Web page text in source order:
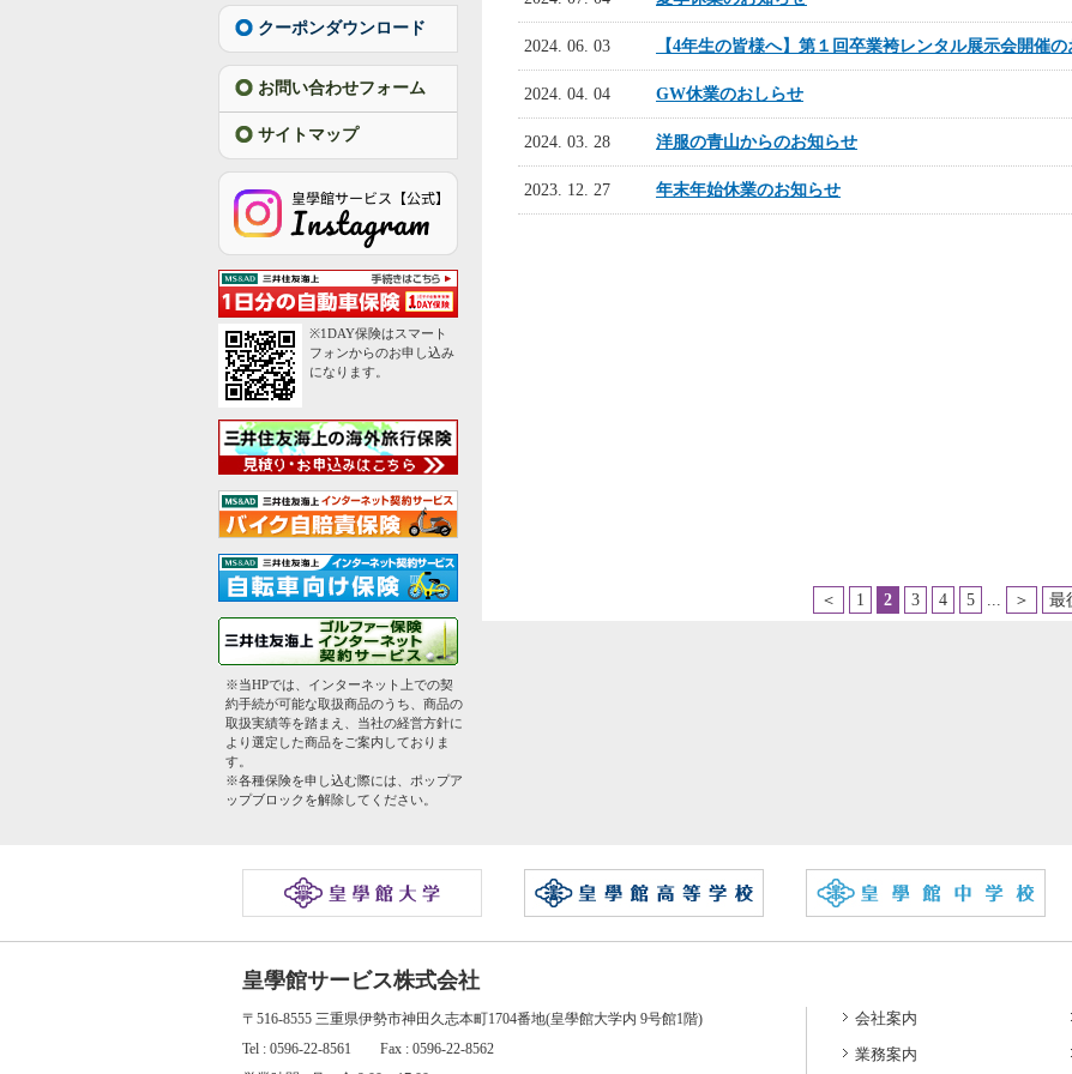
クーポンダウンロード
お問い合わせフォーム
サイトマップ
※1DAY保険はスマート
フォンからのお申し込み
になります。
※当HPでは、インターネット上での契
約手続が可能な取扱商品のうち、商品の
取扱実績等を踏まえ、当社の経営方針に
より選定した商品をご案内しておりま
す。
※各種保険を申し込む際には、ポップア
ップブロックを解除してください。
2024. 06. 03 【4年生の皆様へ】第１回卒業袴レンタル展示会開催の
2024. 04. 04 GW休業のおしらせ
2024. 03. 28 洋服の青山からのお知らせ
2023. 12. 27 年末年始休業のお知らせ
＜ 1 2 3 4 5 ... ＞ 最
皇學館サービス株式会社
〒516-8555 三重県伊勢市神田久志本町1704番地(皇學館大学内 9号館1階)
Tel : 0596-22-8561 Fax : 0596-22-8562
会社案内
業務案内